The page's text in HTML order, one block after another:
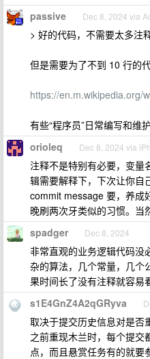
passive Dec 8, 2024 via
> 好的代码，不需要太多注释
但是需要为了不到 10 行的
https://en.m.wikipedia.org/
有些“程序员”日常编写和维
orioleq Dec 8, 2024 via
注释不是特别有必要，变量
辑需要解释下，下次让你自
commit message 要，养成
晚刷两次牙类似的习惯。当
spadger Dec 8, 2024
非常直观的业务逻辑代码没
杂的算法，几个常量，几个
果时间长了没有注释就容易
s1E4GnZ4A2qGRyva
取决于提交历史信息对是否
之前重现木兰时，每个提交
点，而且悬赏任务有的就